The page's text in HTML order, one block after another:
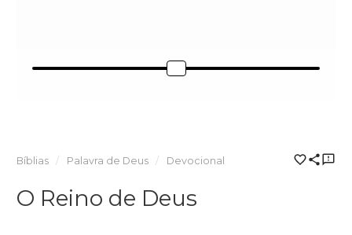
Bíblias Palavra de Deus Devocional
O Reino de Deus